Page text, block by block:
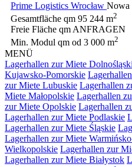
Prime Logistics Wrocław Nowa
Gesamtfläche qm 95 244 m2
Freie Fläche qm ANFRAGEN
Min. Modul qm od 3 000 m2
MENÜ
Lagerhallen zur Miete
Kujawsko-Pomorskie
zur Miete Lubuskie Lagerhallen
Miete Małopolskie Lagerhallen
zur Miete Opolskie Lagerhallen
Lagerhallen zur Miete Podlaskie
Lagerhallen zur Miete Śląskie
Lagerhallen zur Miete
Wielkopolskie Lagerhallen zur
Lagerhallen zur Miete Białystok